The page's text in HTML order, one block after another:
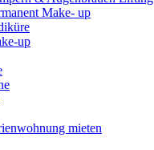
Make- up
up
mieten